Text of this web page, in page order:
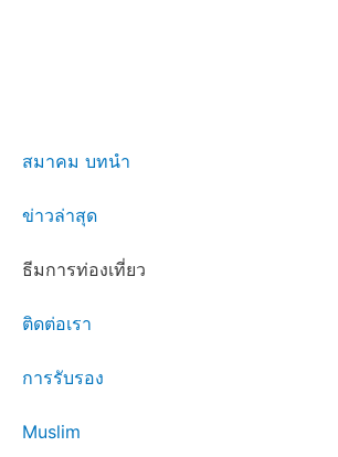
สมาคม บทนำ
ข่าวล่าสุด
ธีมการท่องเที่ยว
ติดต่อเรา
การรับรอง
Muslim